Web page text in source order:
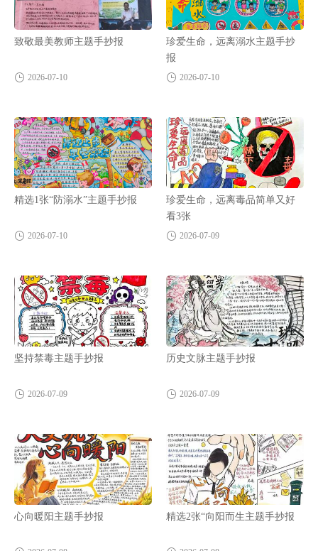
致敬最美教师主题手抄报
2026-07-10
珍爱生命，远离溺水主题手抄
报
2026-07-10
精选1张“防溺水”主题手抄报
2026-07-10
珍爱生命，远离毒品简单又好
看3张
2026-07-09
坚持禁毒主题手抄报
2026-07-09
历史文脉主题手抄报
2026-07-09
心向暖阳主题手抄报 精选2张“向阳而生主题手抄报